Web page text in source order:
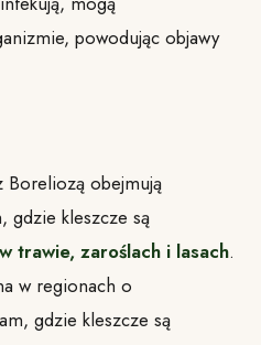
powodując objawy
Boreliozą obejmują
gdzie kleszcze są
w trawie, zaroślach i lasach.
w regionach o
gdzie kleszcze są